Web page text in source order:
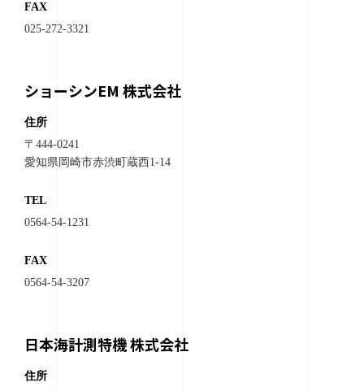
FAX
025-272-3321
ショーシンEM 株式会社
住所
〒444-0241
愛知県岡崎市赤渋町蔵西1-14
TEL
0564-54-1231
FAX
0564-54-3207
日本海計測特機 株式会社
住所